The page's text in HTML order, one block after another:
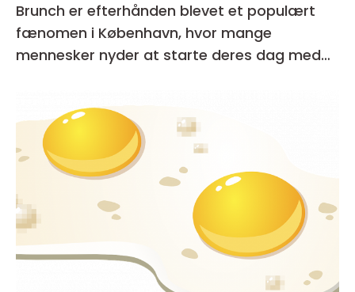
Brunch er efterhånden blevet et populært
fænomen i København, hvor mange
mennesker nyder at starte deres dag med